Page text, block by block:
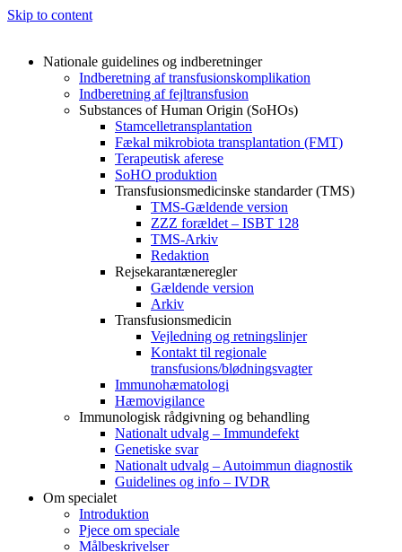
Skip to content
Nationale guidelines og indberetninger
Indberetning af transfusionskomplikation
Indberetning af fejltransfusion
Substances of Human Origin (SoHOs)
Stamcelletransplantation
Fækal mikrobiota transplantation (FMT)
Terapeutisk aferese
SoHO produktion
Transfusionsmedicinske standarder (TMS)
TMS-Gældende version
ZZZ forældet – ISBT 128
TMS-Arkiv
Redaktion
Rejsekarantæneregler
Gældende version
Arkiv
Transfusionsmedicin
Vejledning og retningslinjer
Kontakt til regionale
transfusions/blødningsvagter
Immunohæmatologi
Hæmovigilance
Immunologisk rådgivning og behandling
Nationalt udvalg – Immundefekt
Genetiske svar
Nationalt udvalg – Autoimmun diagnostik
Guidelines og info – IVDR
Om specialet
Introduktion
Pjece om speciale
Målbeskrivelser